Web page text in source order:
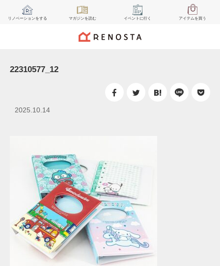
リノベーションをする マガジンを読む イベント に行く アイテムを買う
22310577_12
2025.10.14